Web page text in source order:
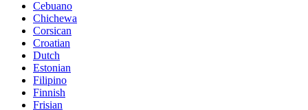
Cebuano
Chichewa
Corsican
Croatian
Dutch
Estonian
Filipino
Finnish
Frisian